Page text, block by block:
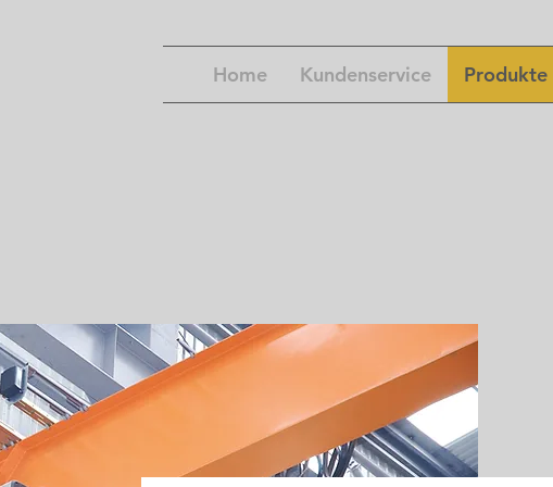
Home Kundenservice Produkte